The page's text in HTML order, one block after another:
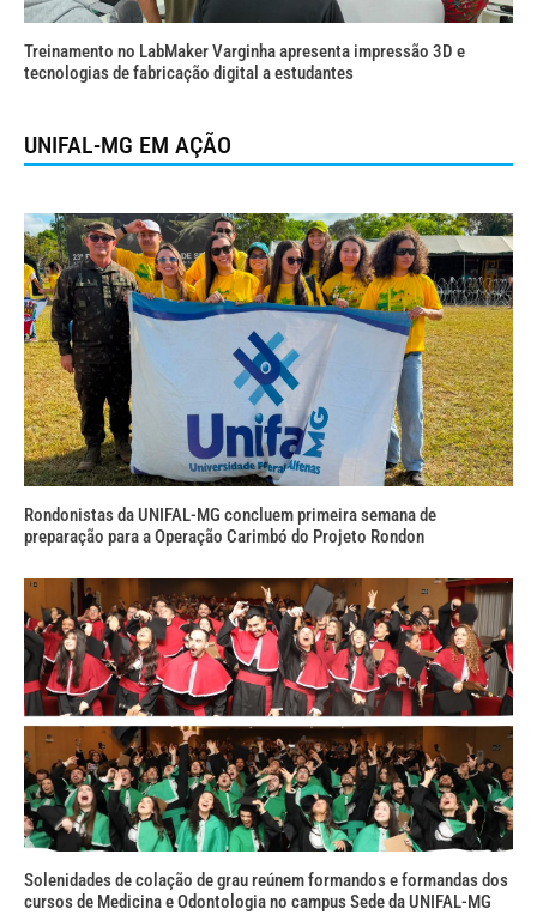
Treinamento no LabMaker Varginha apresenta impressão 3D e
tecnologias de fabricação digital a estudantes
UNIFAL-MG EM AÇÃO
Rondonistas da UNIFAL-MG concluem primeira semana de
preparação para a Operação Carimbó do Projeto Rondon
Solenidades de colação de grau reúnem formandos e formandas dos
cursos de Medicina e Odontologia no campus Sede da UNIFAL-MG